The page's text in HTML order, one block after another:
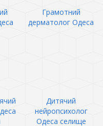
Грамотний
дерматолог Одеса
Дитячий
нейропсихолог
Одеса селище